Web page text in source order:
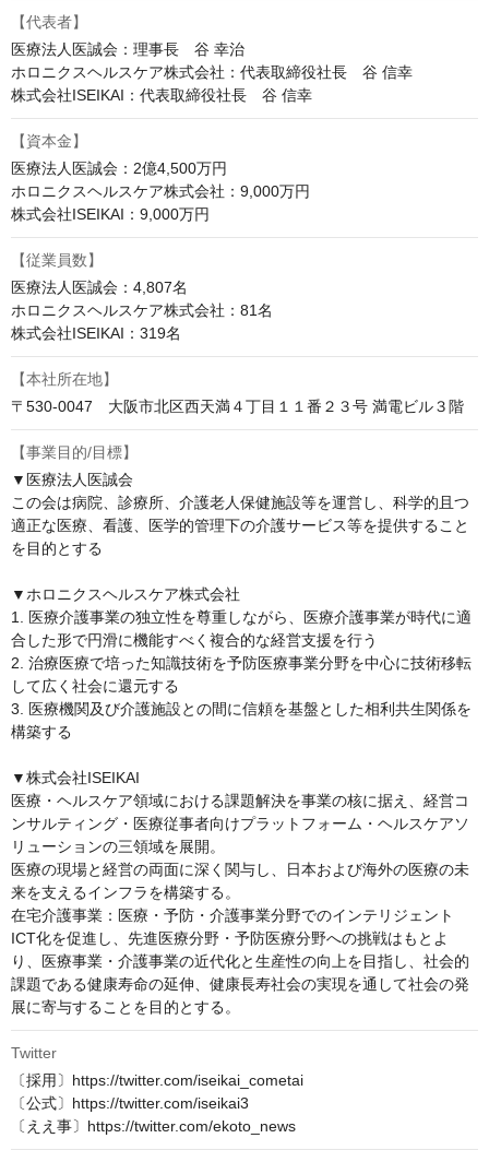
【代表者】
医療法人医誠会：理事長　谷 幸治
ホロニクスヘルスケア株式会社：代表取締役社長　谷 信幸
株式会社ISEIKAI：代表取締役社長　谷 信幸
【資本金】
医療法人医誠会：2億4,500万円
ホロニクスヘルスケア株式会社：9,000万円
株式会社ISEIKAI：9,000万円
【従業員数】
医療法人医誠会：4,807名
ホロニクスヘルスケア株式会社：81名
株式会社ISEIKAI：319名
【本社所在地】
〒530-0047　大阪市北区西天満４丁目１１番２３号 満電ビル３階
【事業目的/目標】
▼医療法人医誠会
この会は病院、診療所、介護老人保健施設等を運営し、科学的且つ
適正な医療、看護、医学的管理下の介護サービス等を提供すること
を目的とする
▼ホロニクスヘルスケア株式会社
1. 医療介護事業の独立性を尊重しながら、医療介護事業が時代に適
合した形で円滑に機能すべく複合的な経営支援を行う
2. 治療医療で培った知識技術を予防医療事業分野を中心に技術移転
して広く社会に還元する
3. 医療機関及び介護施設との間に信頼を基盤とした相利共生関係を
構築する
▼株式会社ISEIKAI
医療・ヘルスケア領域における課題解決を事業の核に据え、経営コ
ンサルティング・医療従事者向けプラットフォーム・ヘルスケアソ
リューションの三領域を展開。
医療の現場と経営の両面に深く関与し、日本および海外の医療の未
来を支えるインフラを構築する。
在宅介護事業：医療・予防・介護事業分野でのインテリジェント
ICT化を促進し、先進医療分野・予防医療分野への挑戦はもとよ
り、医療事業・介護事業の近代化と生産性の向上を目指し、社会的
課題である健康寿命の延伸、健康長寿社会の実現を通して社会の発
展に寄与することを目的とする。
Twitter
〔採用〕https://twitter.com/iseikai_cometai
〔公式〕https://twitter.com/iseikai3
〔ええ事〕https://twitter.com/ekoto_news